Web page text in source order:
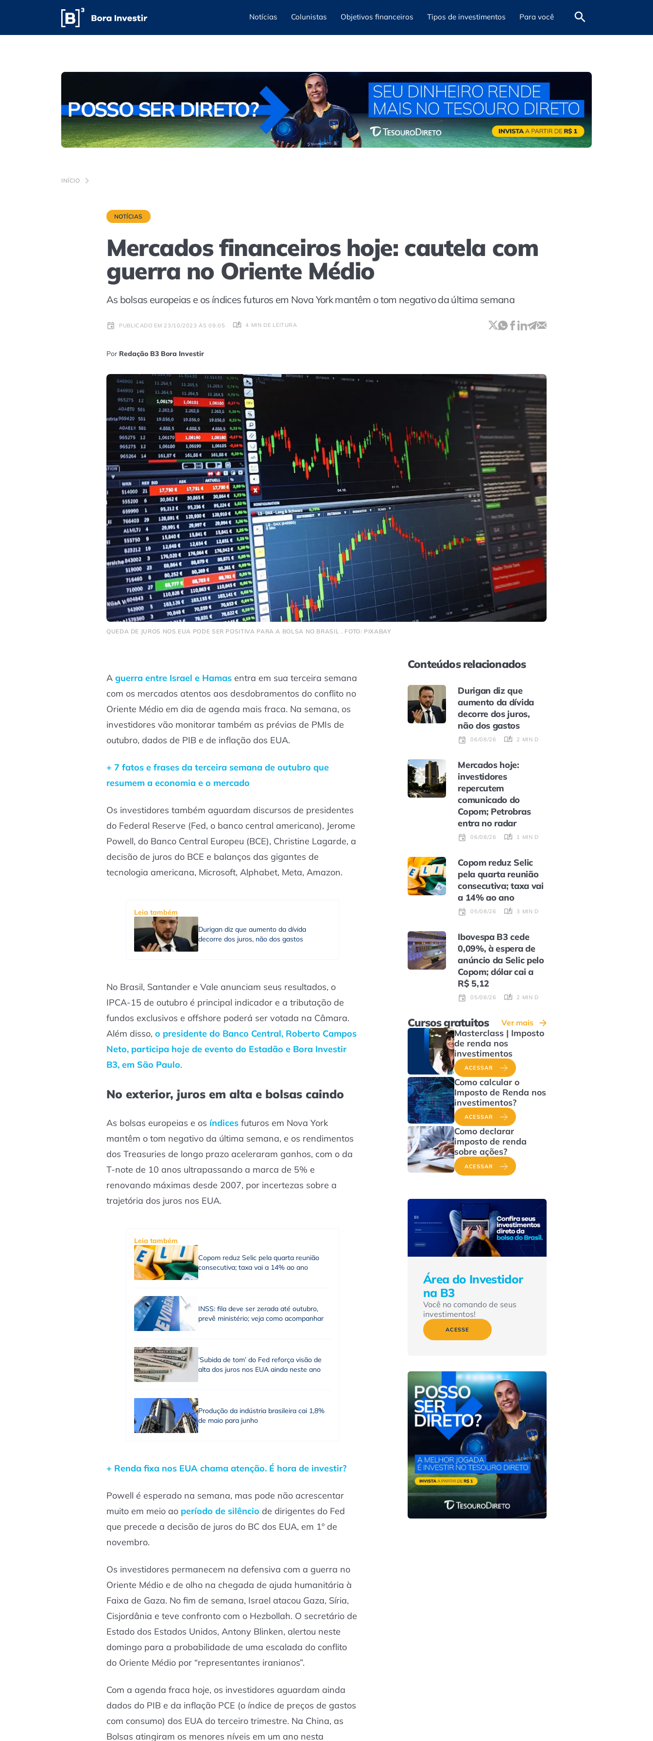
Notícias Colunistas Objetivos financeiros Tipos de investimentos Para você
INÍCIO
NOTÍCIAS
Mercados financeiros hoje: cautela com
guerra no Oriente Médio
As bolsas europeias e os índices futuros em Nova York mantêm o tom negativo da última semana
PUBLICADO EM 23/10/2023 ÀS 09:05 4 MIN DE LEITURA
Por Redação B3 Bora Investir
QUEDA DE JUROS NOS EUA PODE SER POSITIVA PARA A BOLSA NO BRASIL . FOTO: PIXABAY
A guerra entre Israel e Hamas entra em sua terceira semana
com os mercados atentos aos desdobramentos do conflito no
Oriente Médio em dia de agenda mais fraca. Na semana, os
investidores vão monitorar também as prévias de PMIs de
outubro, dados de PIB e de inflação dos EUA.
+ 7 fatos e frases da terceira semana de outubro que
resumem a economia e o mercado
Os investidores também aguardam discursos de presidentes
do Federal Reserve (Fed, o banco central americano), Jerome
Powell, do Banco Central Europeu (BCE), Christine Lagarde, a
decisão de juros do BCE e balanços das gigantes de
tecnologia americana, Microsoft, Alphabet, Meta, Amazon.
Leia também
Durigan diz que aumento da dívida
decorre dos juros, não dos gastos
No Brasil, Santander e Vale anunciam seus resultados, o
IPCA-15 de outubro é principal indicador e a tributação de
fundos exclusivos e offshore poderá ser votada na Câmara.
Além disso, o presidente do Banco Central, Roberto Campos
Neto, participa hoje de evento do Estadão e Bora Investir
B3, em São Paulo.
No exterior, juros em alta e bolsas caindo
As bolsas europeias e os índices futuros em Nova York
mantêm o tom negativo da última semana, e os rendimentos
dos Treasuries de longo prazo aceleraram ganhos, com o da
T-note de 10 anos ultrapassando a marca de 5% e
renovando máximas desde 2007, por incertezas sobre a
trajetória dos juros nos EUA.
Leia também
Copom reduz Selic pela quarta reunião
consecutiva; taxa vai a 14% ao ano
INSS: fila deve ser zerada até outubro,
prevê ministério; veja como acompanhar
‘Subida de tom’ do Fed reforça visão de
alta dos juros nos EUA ainda neste ano
Produção da indústria brasileira cai 1,8%
de maio para junho
+ Renda fixa nos EUA chama atenção. É hora de investir?
Powell é esperado na semana, mas pode não acrescentar
muito em meio ao período de silêncio de dirigentes do Fed
que precede a decisão de juros do BC dos EUA, em 1º de
novembro.
Os investidores permanecem na defensiva com a guerra no
Oriente Médio e de olho na chegada de ajuda humanitária à
Faixa de Gaza. No fim de semana, Israel atacou Gaza, Síria,
Cisjordânia e teve confronto com o Hezbollah. O secretário de
Estado dos Estados Unidos, Antony Blinken, alertou neste
domingo para a probabilidade de uma escalada do conflito
do Oriente Médio por “representantes iranianos”.
Com a agenda fraca hoje, os investidores aguardam ainda
dados do PIB e da inflação PCE (o índice de preços de gastos
com consumo) dos EUA do terceiro trimestre. Na China, as
Bolsas atingiram os menores níveis em um ano nesta
Conteúdos relacionados
Durigan diz que
aumento da dívida
decorre dos juros,
não dos gastos
06/08/26 2 MIN DE LEITURA
Mercados hoje:
investidores
repercutem
comunicado do
Copom; Petrobras
entra no radar
06/08/26 1 MIN DE LEITURA
Copom reduz Selic
pela quarta reunião
consecutiva; taxa vai
a 14% ao ano
05/08/26 3 MIN DE LEITURA
Ibovespa B3 cede
0,09%, à espera de
anúncio da Selic pelo
Copom; dólar cai a
R$ 5,12
05/08/26 2 MIN DE LEITURA
Cursos gratuitos Ver mais
Masterclass | Imposto
de renda nos
investimentos
ACESSAR
Como calcular o
Imposto de Renda nos
investimentos?
ACESSAR
Como declarar
imposto de renda
sobre ações?
ACESSAR
Área do Investidor
na B3
Você no comando de seus
investimentos!
ACESSE